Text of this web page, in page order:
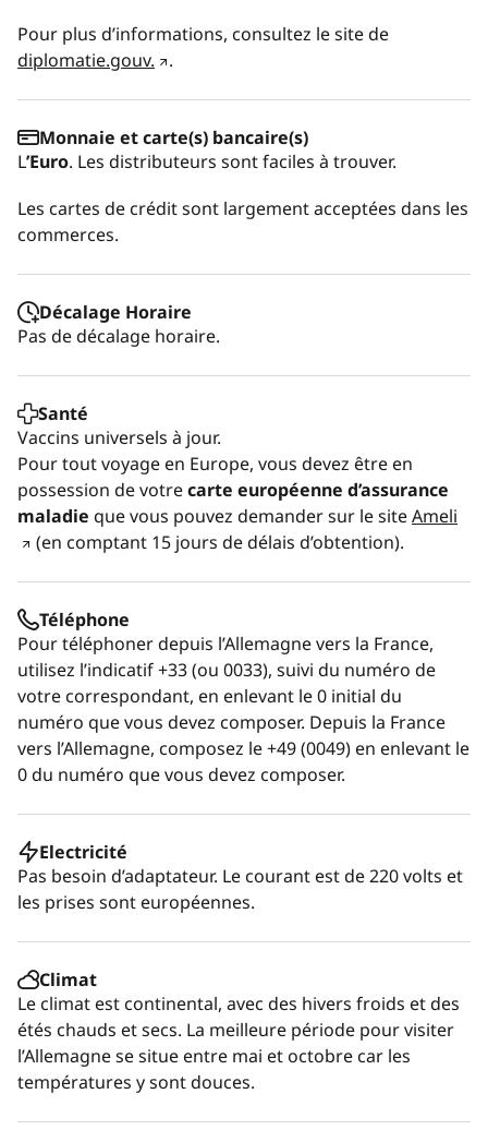
Pour plus d’informations, consultez le site de
diplomatie.gouv.
.
Monnaie et carte(s) bancaire(s)
L’Euro. Les distributeurs sont faciles à trouver.
Les cartes de crédit sont largement acceptées dans les
commerces.
Décalage Horaire
Pas de décalage horaire.
Santé
Vaccins universels à jour.
Pour tout voyage en Europe, vous devez être en
possession de votrecarte européenne d’assurance
maladie que vous pouvez demander sur le siteAmeli
(en comptant 15 jours de délais d’obtention).
Téléphone
Pour téléphoner depuis l’Allemagne vers la France,
utilisez l’indicatif +33 (ou 0033), suivi du numéro de
votre correspondant, en enlevant le 0 initial du
numéro que vous devez composer. Depuis la France
vers l’Allemagne, composez le +49 (0049) en enlevant le
0 du numéro que vous devez composer.
Electricité
Pas besoin d’adaptateur. Le courant est de 220 volts et
les prises sont européennes.
Climat
Le climat est continental, avec des hivers froids et des
étés chauds et secs. La meilleure période pour visiter
l’Allemagne se situe entre mai et octobre car les
températures y sont douces.